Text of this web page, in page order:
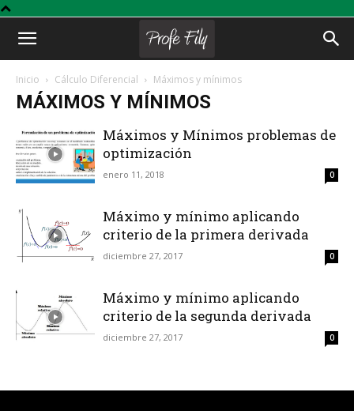
Profe
Inicio Cálculo Diferencial Máximos y mínimos
MÁXIMOS Y MÍNIMOS
Máximos y Mínimos problemas de
optimización
enero 11, 2018 0
Máximo y mínimo aplicando
criterio de la primera derivada
diciembre 27, 2017 0
Máximo y mínimo aplicando
criterio de la segunda derivada
diciembre 27, 2017 0